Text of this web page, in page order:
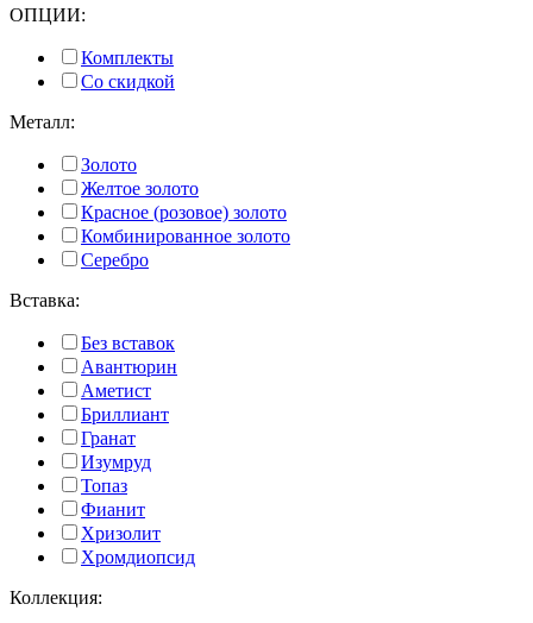
ОПЦИИ:
Комплекты
Со скидкой
Металл:
Золото
Желтое золото
Красное (розовое) золото
Комбинированное золото
Серебро
Вставка:
Без вставок
Авантюрин
Аметист
Бриллиант
Гранат
Изумруд
Топаз
Фианит
Хризолит
Хромдиопсид
Коллекция: